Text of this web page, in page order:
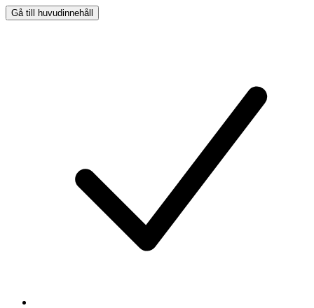
Gå till huvudinnehåll